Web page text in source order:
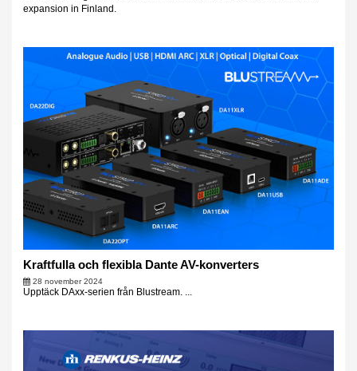
expansion in Finland.
Kraftfulla och flexibla Dante AV-konverters
28 november 2024
Upptäck DAxx-serien från Blustream. ...